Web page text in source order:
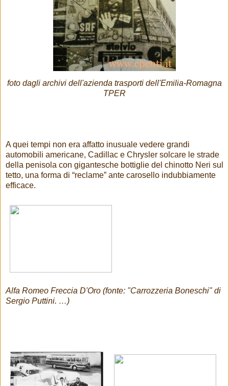
foto dagli archivi dell'azienda trasporti dell'Emilia-Romagna
TPER
A quei tempi non era affatto inusuale vedere grandi
automobili americane, Cadillac e Chrysler solcare le strade
della penisola con gigantesche bottiglie del chinotto Neri sul
tetto, una forma di “reclame” ante carosello indubbiamente
efficace.
Alfa Romeo Freccia D'Oro (fonte: "Carrozzeria Boneschi" di
Sergio Puttini. …)